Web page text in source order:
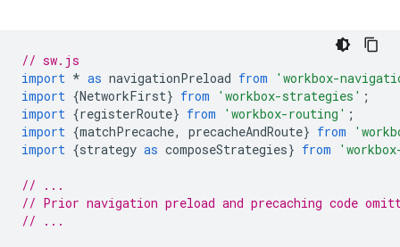
// sw.js
import * as navigationPreload from
'workbox-
import {NetworkFirst} from 'workbox-strategies' ;
import {registerRoute} from 'workbox-routing' ;
import {matchPrecache, precacheAndRoute} from
import {strategy as composeStrategies} from
// ...
// Prior navigation preload and precaching code
// ...